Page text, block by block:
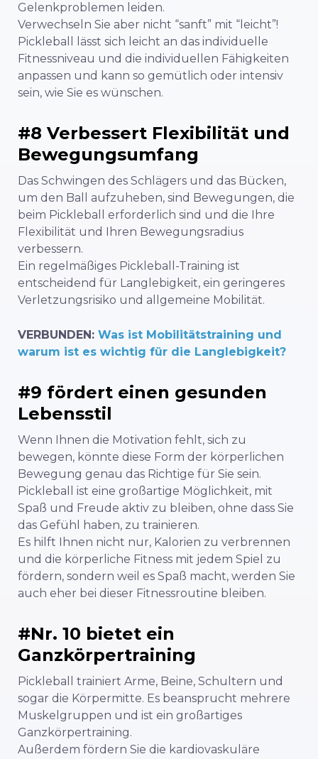
Gelenkproblemen leiden.
Verwechseln Sie aber nicht “sanft” mit “leicht”!
Pickleball lässt sich leicht an das individuelle
Fitnessniveau und die individuellen Fähigkeiten
anpassen und kann so gemütlich oder intensiv
sein, wie Sie es wünschen.
#8 Verbessert Flexibilität und
Bewegungsumfang
Das Schwingen des Schlägers und das Bücken,
um den Ball aufzuheben, sind Bewegungen, die
beim Pickleball erforderlich sind und die Ihre
Flexibilität und Ihren Bewegungsradius
verbessern.
Ein regelmäßiges Pickleball-Training ist
entscheidend für Langlebigkeit, ein geringeres
Verletzungsrisiko und allgemeine Mobilität.
VERBUNDEN: Was ist Mobilitätstraining und
warum ist es wichtig für die Langlebigkeit?
#9 fördert einen gesunden
Lebensstil
Wenn Ihnen die Motivation fehlt, sich zu
bewegen, könnte diese Form der körperlichen
Bewegung genau das Richtige für Sie sein.
Pickleball ist eine großartige Möglichkeit, mit
Spaß und Freude aktiv zu bleiben, ohne dass Sie
das Gefühl haben, zu trainieren.
Es hilft Ihnen nicht nur, Kalorien zu verbrennen
und die körperliche Fitness mit jedem Spiel zu
fördern, sondern weil es Spaß macht, werden Sie
auch eher bei dieser Fitnessroutine bleiben.
#Nr. 10 bietet ein
Ganzkörpertraining
Pickleball trainiert Arme, Beine, Schultern und
sogar die Körpermitte. Es beansprucht mehrere
Muskelgruppen und ist ein großartiges
Ganzkörpertraining.
Außerdem fördern Sie die kardiovaskuläre